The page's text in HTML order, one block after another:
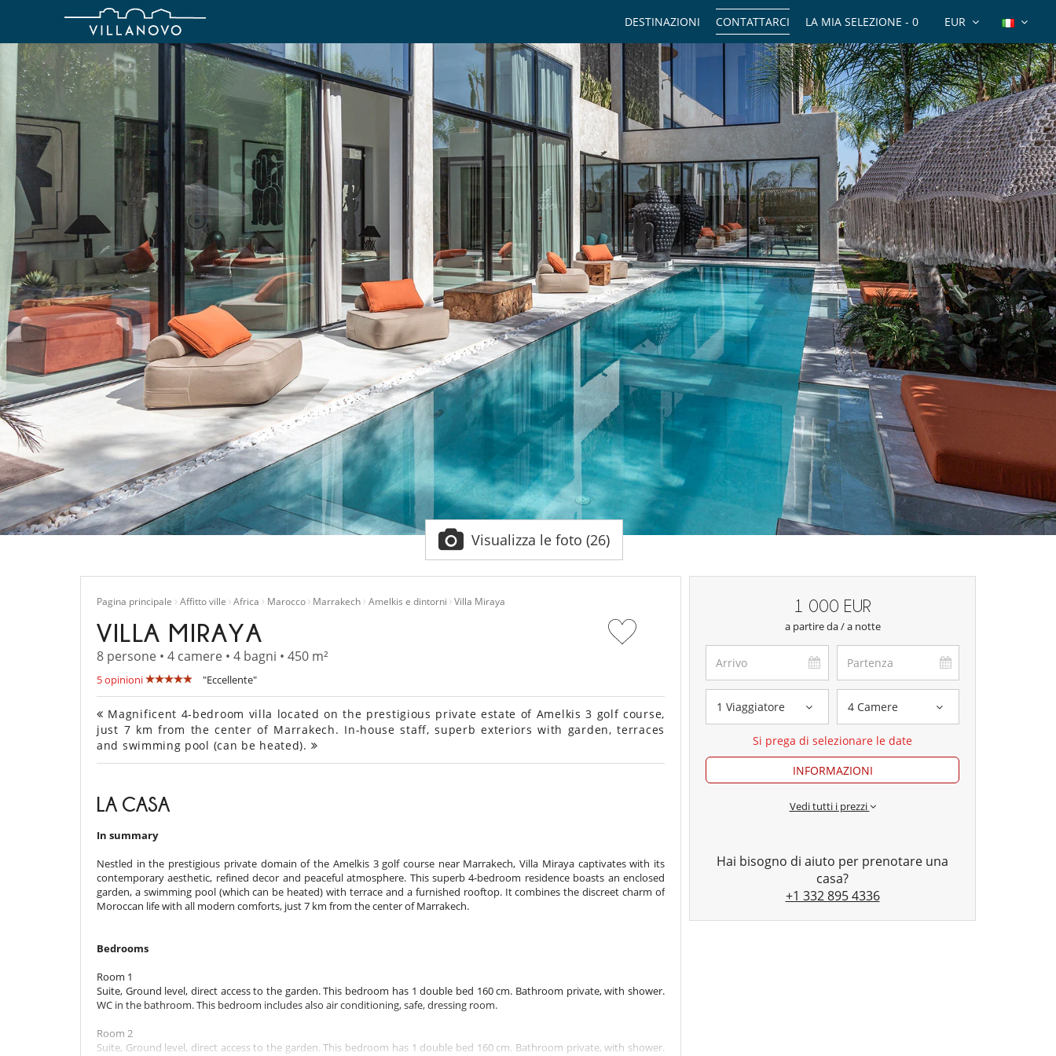
EUR
LA MIA SELEZIONE - 0
CONTATTARCI
DESTINAZIONI
Visualizza le foto (26)
Pagina principale Affitto ville Africa Marocco Marrakech Amelkis e dintorni Villa Miraya
VILLA MIRAYA
8 persone • 4 camere • 4 bagni • 450 m²
5 opinioni "Eccellente"
Magnificent 4-bedroom villa located on the prestigious private estate of Amelkis 3 golf course,
just 7 km from the center of Marrakech. In-house staff, superb exteriors with garden, terraces
and swimming pool (can be heated).
LA CASA
In summary
Nestled in the prestigious private domain of the Amelkis 3 golf course near Marrakech, Villa Miraya captivates with its
contemporary aesthetic, refined decor and peaceful atmosphere. This superb 4-bedroom residence boasts an enclosed
garden, a swimming pool (which can be heated) with terrace and a furnished rooftop. It combines the discreet charm of
Moroccan life with all modern comforts, just 7 km from the center of Marrakech.
Bedrooms
Room 1
Suite, Ground level, direct access to the garden. This bedroom has 1 double bed 160 cm. Bathroom private, with shower.
WC in the bathroom. This bedroom includes also air conditioning, safe, dressing room.
Room 2
Suite, Ground level, direct access to the garden. This bedroom has 1 double bed 160 cm. Bathroom private, with shower.
1 000 EUR
a partire da / a notte
1 Viaggiatore 4 Camere
Si prega di selezionare le date
INFORMAZIONI
Vedi tutti i prezzi
Hai bisogno di aiuto per prenotare una
casa?
+1 332 895 4336